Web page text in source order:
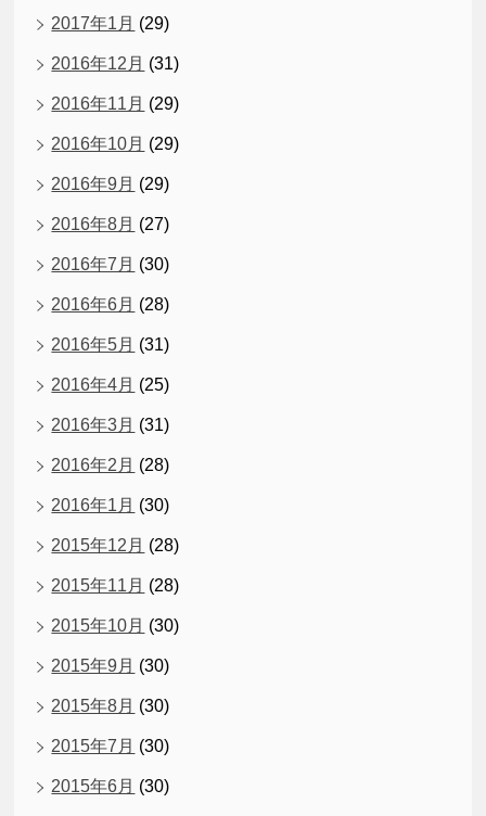
2017年1月 (29)
2016年12月 (31)
2016年11月 (29)
2016年10月 (29)
2016年9月 (29)
2016年8月 (27)
2016年7月 (30)
2016年6月 (28)
2016年5月 (31)
2016年4月 (25)
2016年3月 (31)
2016年2月 (28)
2016年1月 (30)
2015年12月 (28)
2015年11月 (28)
2015年10月 (30)
2015年9月 (30)
2015年8月 (30)
2015年7月 (30)
2015年6月 (30)